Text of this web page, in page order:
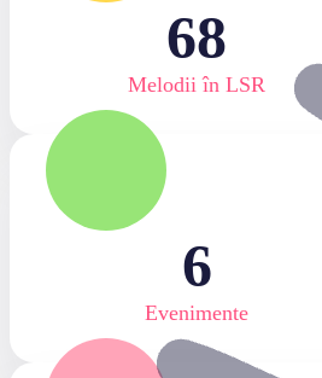
68
Melodii în LSR
6
Evenimente